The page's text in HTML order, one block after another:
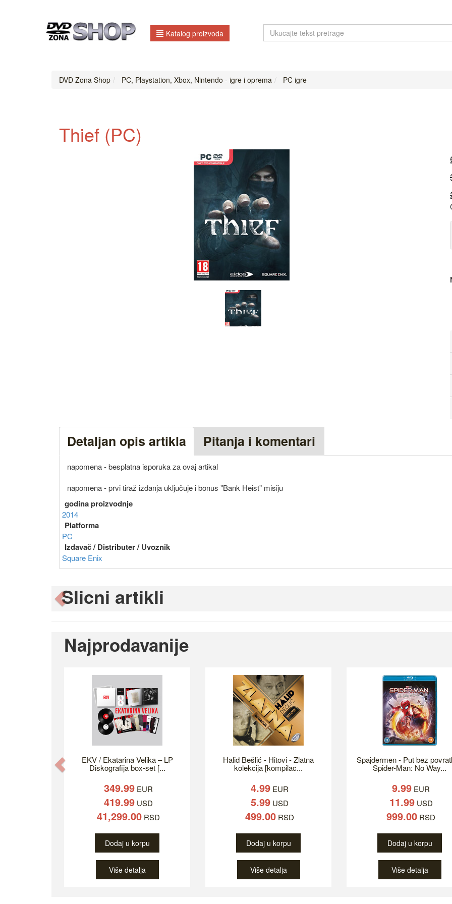
Katalog proizvoda
DVD Zona Shop PC, Playstation, Xbox, Nintendo - igre i oprema PC igre
Thief (PC)
Detaljan opis artikla Pitanja i komentari
napomena - besplatna isporuka za ovaj artikal
napomena - prvi tirаž izdanja uključuje i bonus "Bank Heist" misiju
godina proizvodnje
2014
Platforma
PC
Izdavač / Distributer / Uvoznik
Square Enix
Slicni artikli
Previous
Najprodavanije
EKV / Ekatarina Velika – LP
Diskografija box-set [...
349.99 EUR
419.99 USD
41,299.00 RSD
Dodaj u korpu
Više detalja
Halid Bešlić - Hitovi - Zlatna
kolekcija [kompilac...
4.99 EUR
5.99 USD
499.00 RSD
Dodaj u korpu
Više detalja
Spajdermen - Put bez
Spider-Man: No Way...
9.99 EUR
11.99USD
999.00 RSD
Dodaj u korpu
Više detalja
Previous